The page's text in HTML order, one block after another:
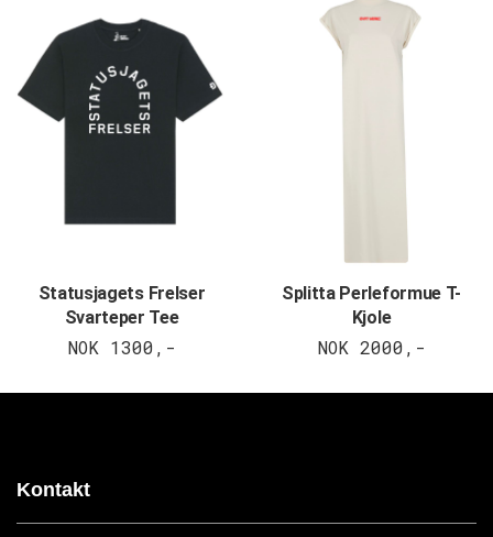
Statusjagets Frelser
Svarteper Tee
NOK 1300,-
Splitta Perleformue T-
Kjole
NOK 2000,-
Kontakt